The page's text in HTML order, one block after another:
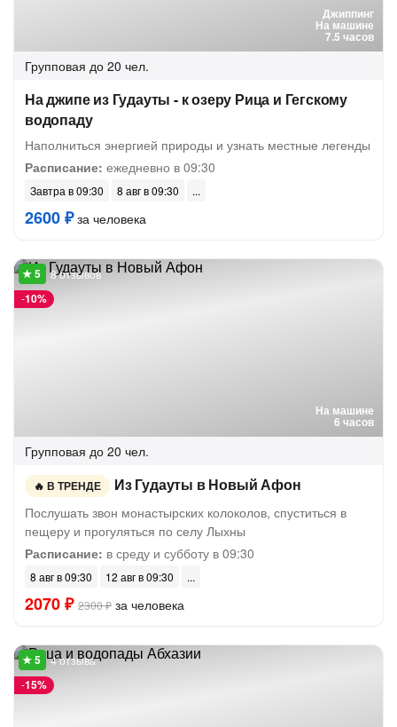
Джиппинг
На машине
7.5 часов
Групповая до 20 чел.
На джипе из Гудауты - к озеру Рица и Гегскому
водопаду
Наполниться энергией природы и узнать местные легенды
Расписание: ежедневно в 09:30
Завтра в 09:30 8 авг в 09:30
2600 ₽за человека
На машине
6 часов
-10%
8 отзывов
Групповая до 20 чел.
В ТРЕНДЕ Из Гудауты в Новый Афон
Послушать звон монастырских колоколов, спуститься в
пещеру и прогуляться по селу Лыхны
Расписание: в среду и субботу в 09:30
8 авг в 09:30 12 авг в 09:30
2070 ₽ 2300 ₽ за человека
-15%
4 отзыва